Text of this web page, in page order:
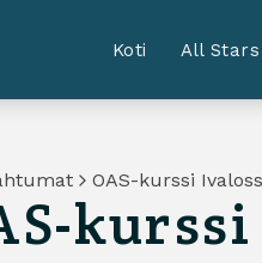
Koti All Stars
OAS-kurssi